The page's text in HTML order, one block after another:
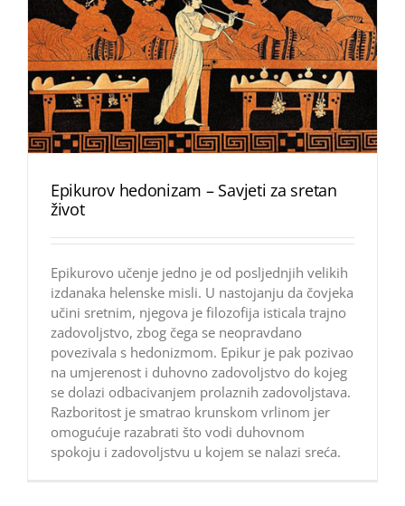
Epikurov hedonizam – Savjeti za sretan
život
Epikurovo učenje jedno je od posljednjih velikih
izdanaka helenske misli. U nastojanju da čovjeka
učini sretnim, njegova je filozofija isticala trajno
zadovoljstvo, zbog čega se neopravdano
povezivala s hedonizmom. Epikur je pak pozivao
na umjerenost i duhovno zadovoljstvo do kojeg
se dolazi odbacivanjem prolaznih zadovoljstava.
Razboritost je smatrao krunskom vrlinom jer
omogućuje razabrati što vodi duhovnom
spokoju i zadovoljstvu u kojem se nalazi sreća.